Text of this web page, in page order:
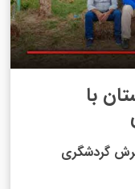
با
گردشگری